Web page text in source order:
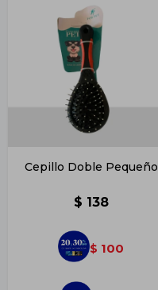
Cepillo Doble Pequeño
$ 138
$ 100